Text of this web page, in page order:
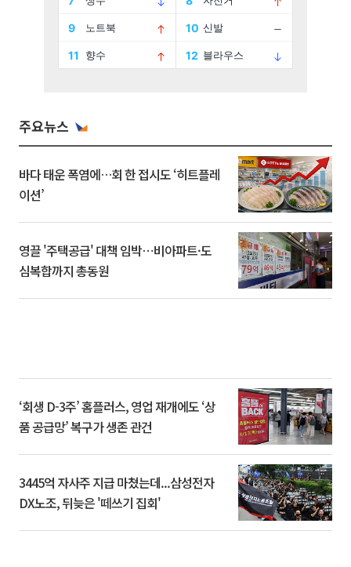
주요뉴스
바다 태운 폭염에…회 한 접시도 ‘히트플레
이션’
영끌 '주택공급' 대책 임박⋯비아파트·도
심복합까지 총동원
‘회생 D-3주’ 홈플러스, 영업 재개에도 ‘상
품 공급망’ 복구가 생존 관건
3445억 자사주 지급 마쳤는데...삼성전자
DX노조, 뒤늦은 '떼쓰기 집회'